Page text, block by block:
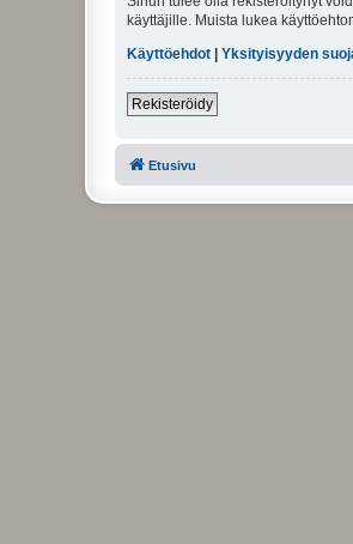
käyttäjille. Muista lukea
Käyttöehdot
Yksityisyyden
Rekisteröidy
Etusivu